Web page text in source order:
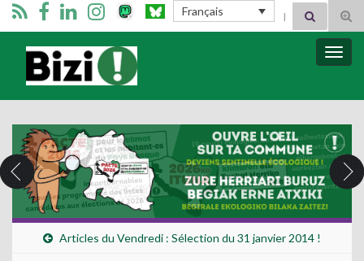
Français Search for:
Bizimugi
Articles du Vendredi : Sélection du 31 janvier 2014 !